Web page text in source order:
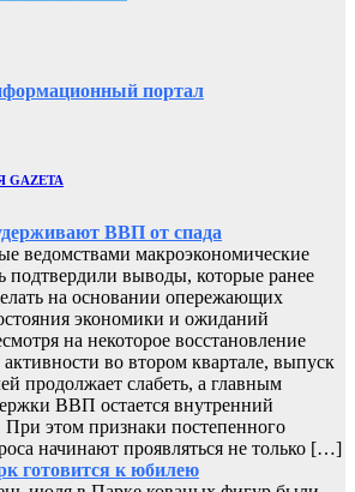
портал
ВВП от спада
ведомствами макроэкономические
подтвердили выводы, которые ранее
на основании опережающих
экономики и ожиданий
на некоторое восстановление
во втором квартале, выпуск
продолжает слабеть, а главным
ВВП остается внутренний
При этом признаки постепенного
начинают проявляться не только […]
готовится к юбилею